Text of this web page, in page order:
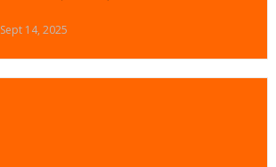
Sept 14, 2025